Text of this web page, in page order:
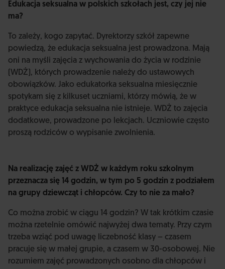
Edukacja seksualna w polskich szkołach jest, czy jej nie
ma?
To zależy, kogo zapytać. Dyrektorzy szkół zapewne
powiedzą, że edukacja seksualna jest prowadzona. Mają
oni na myśli zajęcia z wychowania do życia w rodzinie
(WDŻ), których prowadzenie należy do ustawowych
obowiązków. Jako edukatorka seksualna miesięcznie
spotykam się z kilkuset uczniami, którzy mówią, że w
praktyce edukacja seksualna nie istnieje. WDŻ to zajęcia
dodatkowe, prowadzone po lekcjach. Uczniowie często
proszą rodziców o wypisanie zwolnienia.
Na realizację zajęć z WDŻ w każdym roku szkolnym
przeznacza się 14 godzin, w tym po 5 godzin z podziałem
na grupy dziewcząt i chłopców. Czy to nie za mało?
Co można zrobić w ciągu 14 godzin? W tak krótkim czasie
można rzetelnie omówić najwyżej dwa tematy. Przy czym
trzeba wziąć pod uwagę liczebność klasy – czasem
pracuje się w małej grupie, a czasem w 30-osobowej. Nie
rozumiem zajęć prowadzonych osobno dla chłopców i